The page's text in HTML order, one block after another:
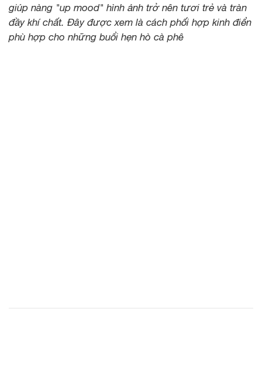
giúp nàng "up mood" hình ảnh trở nên tươi trẻ và tràn
đầy khí chất. Đây được xem là cách phối hợp kinh điển
phù hợp cho những buổi hẹn hò cà phê